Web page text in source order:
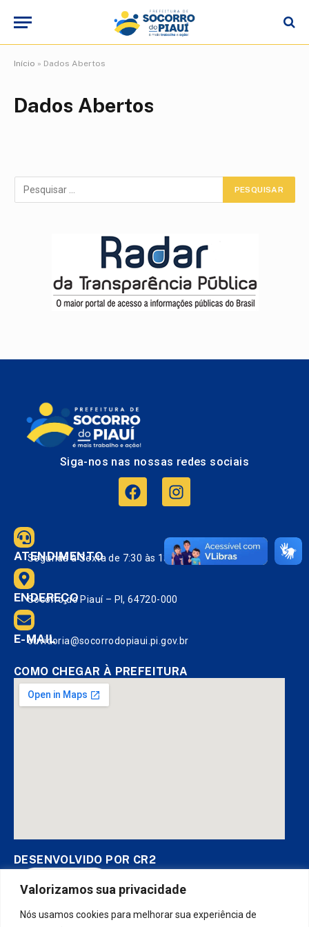
Valorizamos sua privacidade
Nós usamos cookies para melhorar sua experiência de
Início » Dados Abertos
Dados Abertos
Siga-nos nas nossas redes sociais
ATENDIMENTO
Segunda à Sexta de 7:30 às 13:30.
ENDEREÇO
Socorro do Piauí – PI, 64720-000
E-MAIL
ouvidoria@socorrodopiaui.pi.gov.br
COMO CHEGAR À PREFEITURA
DESENVOLVIDO POR CR2
Muito mais quecriar siteousistema para prefeituras! Realizamos